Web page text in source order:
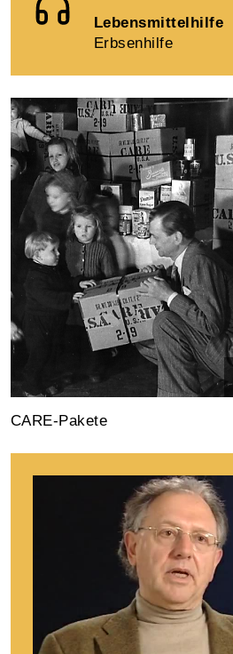
Lebensmittelhilfe
Erbsenhilfe
CARE-Pakete